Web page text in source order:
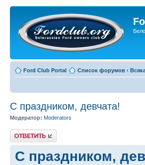
Ford Club Portal Список форумов ‹
С праздником, девчата!
Модератор: Moderators
Ответить
С праздником,